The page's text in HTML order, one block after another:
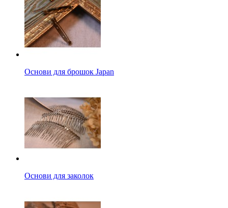
Основи для брошок Japan
Основи для заколок